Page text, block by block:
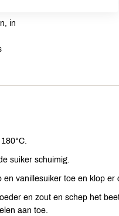
in
suiker schuimig.
en vanillesuiker toe en klop
en zout en schep het
aan toe.